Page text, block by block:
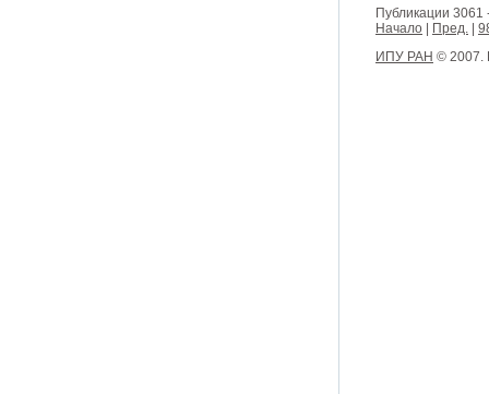
Публикации 3061
Начало
Пред.
ИПУ РАН © 2007.